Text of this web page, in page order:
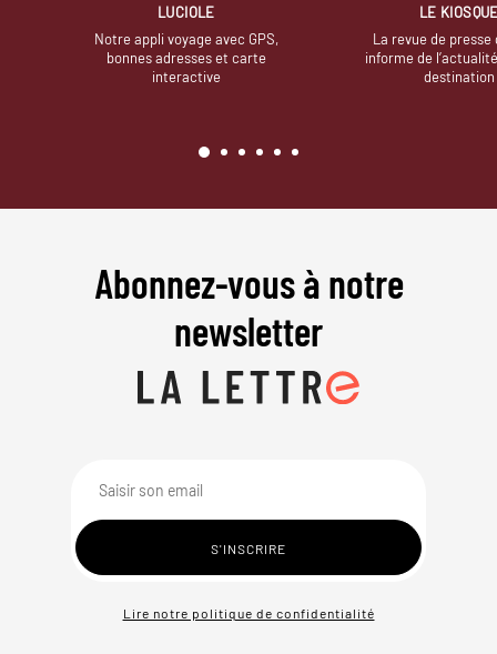
LUCIOLE
Notre appli voyage avec GPS,
bonnes adresses et carte
interactive
LE
La revue de presse
informe de
destination
Abonnez-vous à notre
newsletter
Lire notre politique de confidentialité